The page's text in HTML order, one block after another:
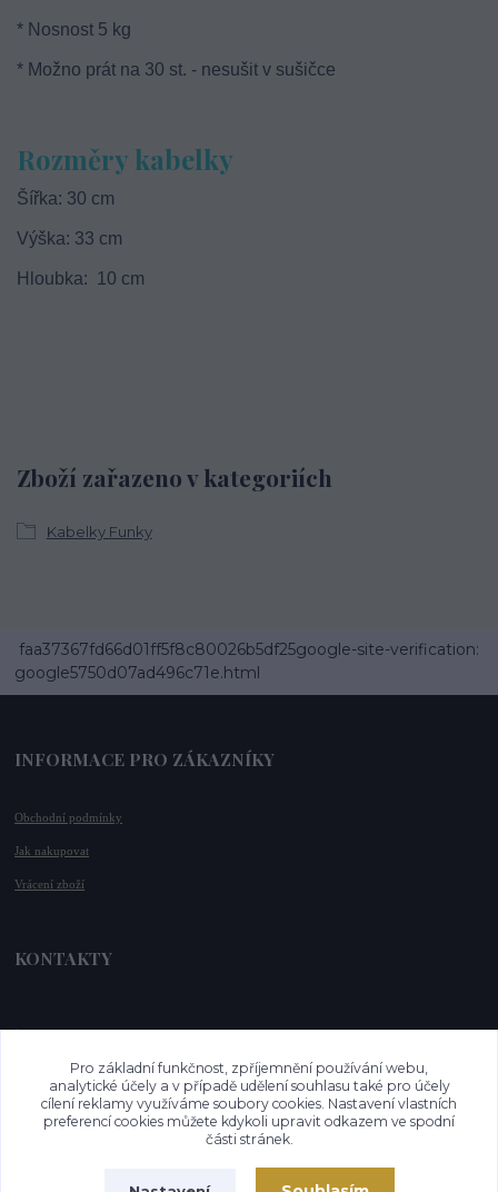
* Nosnost 5 kg
* Možno prát na 30 st. - nesušit v sušičce
Rozměry kabelky
Šířka: 30 cm
Výška: 33 cm
Hloubka: 10 cm
Zboží zařazeno v kategoriích
Kabelky Funky
faa37367fd66d01ff5f8c80026b5df25google-site-verification:
google5750d07ad496c71e.html
INFORMACE PRO ZÁKAZNÍKY
Obchodní podmínky
Jak nakupovat
Vrácení zboží
KONTAKTY
📞 +420 732 779 508
www.vysnenekabelky.cz
Pro základní funkčnost, zpříjemnění používání webu,
analytické účely a v případě udělení souhlasu také pro účely
cílení reklamy využíváme soubory cookies. Nastavení vlastních
preferencí cookies můžete kdykoli upravit odkazem ve spodní
části stránek.